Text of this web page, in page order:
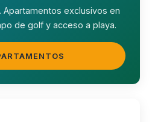
Apartamentos exclusivos en
de golf y acceso a playa.